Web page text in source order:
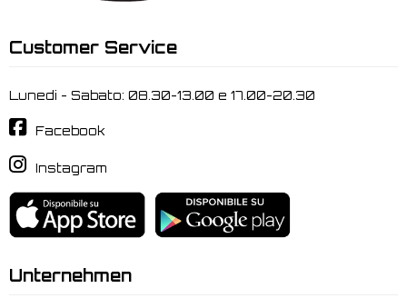
Customer Service
Lunedi - Sabato: 08.30-13.00 e 17.00-20.30
Facebook
Instagram
Unternehmen